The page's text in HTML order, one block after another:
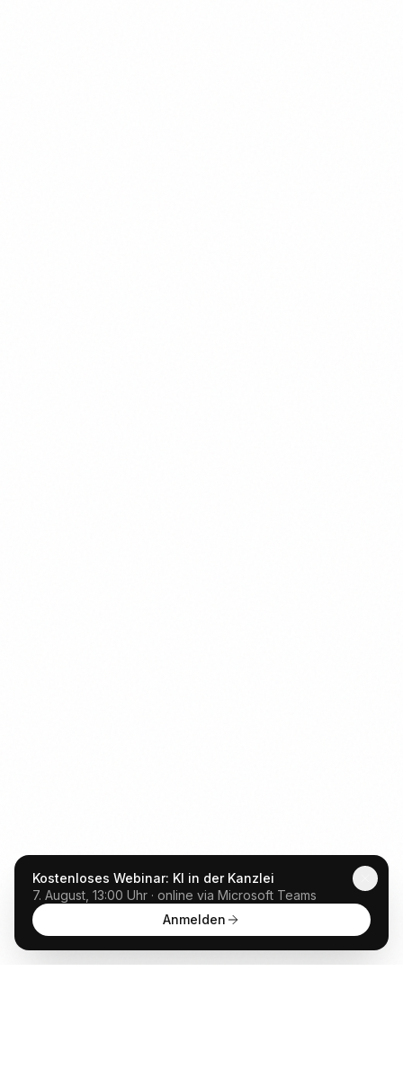
Kostenloses Webinar: KI in der Kanzlei
7. August, 13:00 Uhr · online via Microsoft Teams
Anmelden